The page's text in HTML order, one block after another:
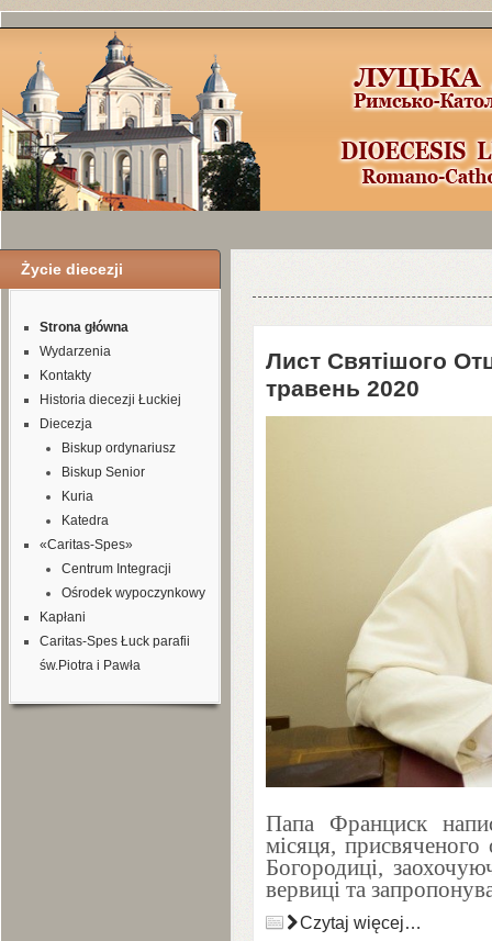
Życie diecezji
Strona główna
Wydarzenia
Kontakty
Historia diecezji Łuckiej
Diecezja
Biskup ordynariusz
Biskup Senior
Kuria
Katedra
«Caritas-Spes»
Centrum Integracji
Ośrodek wypoczynkowy
Kapłani
Caritas-Spes Łuck parafii
św.Piotra i Pawła
Лист Святішого
травень 2020
Папа Франциск
місяця,
Богородиці,
вервиці та
Czytaj więcej…